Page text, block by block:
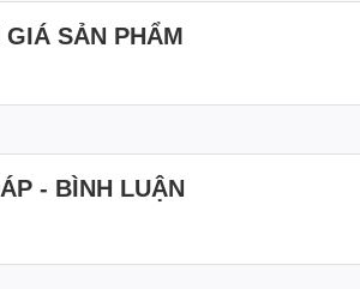
SẢN PHẨM
- BÌNH LUẬN